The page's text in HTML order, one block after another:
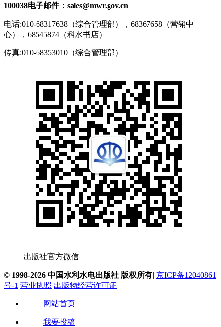
100038电子邮件：sales@mwr.gov.cn
电话:010-68317638（综合管理部），68367658（营销中
心），68545874（科水书店）
传真:010-68353010（综合管理部）
出版社官方微信
© 1998-2026 中国水利水电出版社 版权所有| 京ICP备12040861
号-1 营业执照 出版物经营许可证 |
网站首页
我要投稿